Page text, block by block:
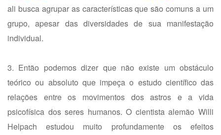
ali busca agrupar as características que são comuns a um
grupo, apesar das diversidades de sua manifestação
individual.
3. Então podemos dizer que não existe um obstáculo
teórico ou absoluto que impeça o estudo científico das
relações entre os movimentos dos astros e a vida
psicofísica dos seres humanos. O cientista alemão Willi
Helpach estudou muito profundamente os efeitos